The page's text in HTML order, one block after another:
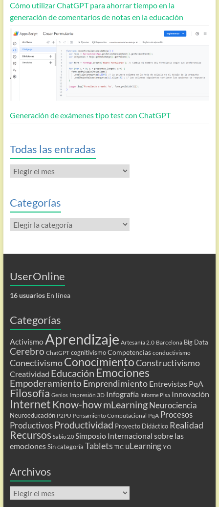
Cómo utilizar ChatGPT para ahorrar tiempo en la
generación de comentarios de notas en la educación
Generación de exámenes tipo test con ChatGPT
Todas las entradas
Todas
las
Categorías
Categorías
UserOnline
16 usuariosEn línea
Categorías
Activismo Aprendizaje Artesanía 2.0 Barcelona Big Data
Cerebro ChatGPT cognitivismo Competencias conductivismo
ConectivismoConocimientoConstructivismo
Creatividad Educación Emociones
Empoderamiento Emprendimiento Entrevistas PqA
Filosofía Genios Impresión 3D Infografía Informe Pisa Innovación
Internet Know-howmLearning Neurociencia
Neuroeducación P2PU Pensamiento Computacional PqA Procesos
Productivos Productividad Proyecto Didáctico Realidad
Recursos Sabio 2.0 Simposio Internacional sobre las
emociones Sin categoría Tablets TIC uLearning YO
Archivos
Archivos